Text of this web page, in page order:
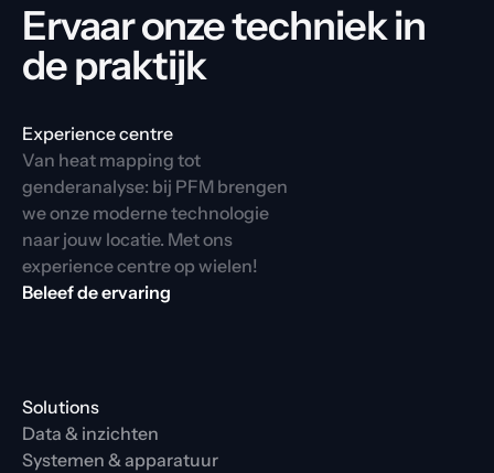
Ervaar onze techniek in
de praktijk
Experience centre
Van heat mapping tot
genderanalyse: bij PFM brengen
we onze moderne technologie
naar jouw locatie. Met ons
experience centre op wielen!
Beleef de ervaring
Solutions
Data & inzichten
Systemen & apparatuur